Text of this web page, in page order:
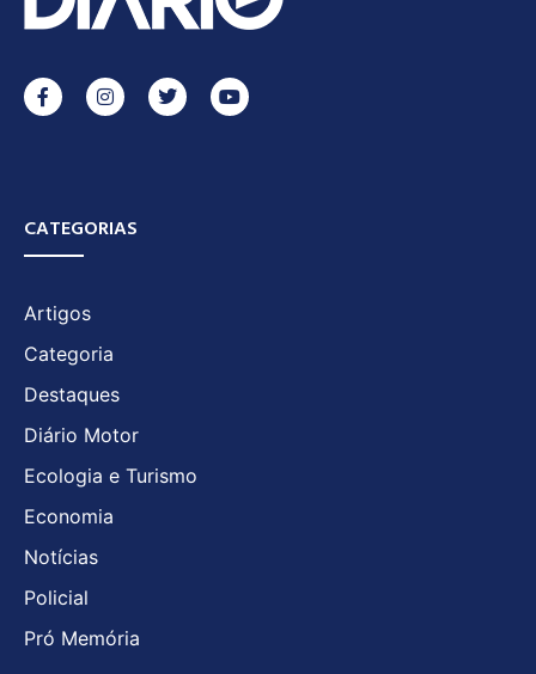
CATEGORIAS
Artigos
Categoria
Destaques
Diário Motor
Ecologia e Turismo
Economia
Notícias
Policial
Pró Memória